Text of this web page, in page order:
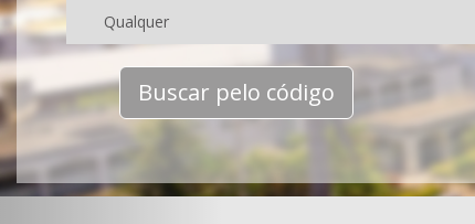
Buscar pelo código